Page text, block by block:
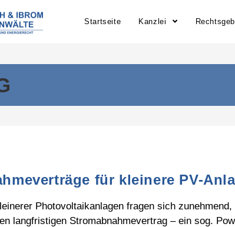
Startseite Kanzlei
für kleinere PV-
Photovoltaikanlagen fragen sich
langfristigen Stromabnahmevertrag – ein sog.